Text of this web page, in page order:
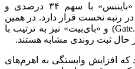
از نظر توزیع سرمایه، صرافی «بایننس» با سهم ۳۴ درصدی و
دلاری در رتبه نخست قرار دارد. در همین
حال، صرافی‌های «گیت ایو» (Gate.io) و «بای‌بیت» نیز به ترتیب با
که افزایش وابستگی به اهرم‌های